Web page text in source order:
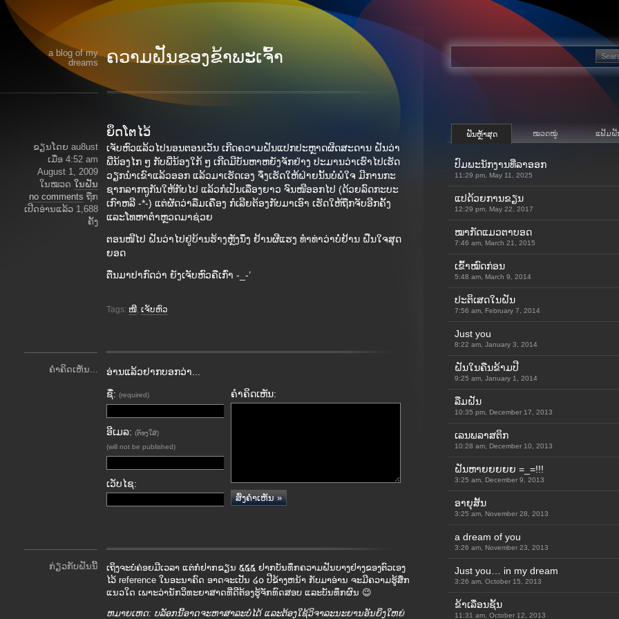
a blog of my
dreams
ຄວາມຝັນຂອງຂ້າພະເຈົ້າ
ຍຶດໂຕໄວ້
ຂຽນໂດຍ au8ust
ເມື່ອ 4:52 am
August 1, 2009
ໃນໝວດ ໃນຝັນ
no comments ຖືກ
ເປີດອ່ານແລ້ວ 1,688
ຄັ້ງ
ເຈັບຫົວແລ້ວໄປນອນຕອນເວັນ ເກີດຄວາມຝັນແປກປະຫຼາດຜິດສະດານ ຝັນວ່າ
ພີ່ນ້ອງໄກ ໆ ກັບພີ່ນ້ອງໃກ້ ໆ ເກີດມີບັນຫາຫຍັງຈັກຢ່າງ ປະມານວ່າເຮົາໄປເຮັດ
ວຽກນຳເຂົາແລ້ວອອກ ແລ້ວມາເຮັດເອງ ຈຶ່ງເຮັດໃຫ້ຝ່າຍນັ້ນບໍ່ພໍໃຈ ມີການກະ
ຊາກລາກຖູກັນໃຫ້ກັບໄປ ແລ້ວກໍເປັນເລື່ອງຍາວ ຈົນໜີອອກໄປ (ດ້ວຍລົດກະບະ
ເກົາຫລີ -*-) ແຕ່ຜັດວ່າລືມເຄື່ອງ ກໍເລີຍຕ້ອງກັບມາເອົາ ເຮັດໃຫ້ຖືກຈັບອີກຄັ້ງ
ແລະໂທຫາຕຳຫຼວດມາຊ່ວຍ
ຕອນໜີໄປ ຝັນວ່າໄປຢູ່ບ້ານຮ້າງຫຼັງນຶ່ງ ຢ້ານຜີແຮງ ທຳທ່າວ່າບໍ່ຢ້ານ ຝືນໃຈສຸດ
ຍອດ
ຕື່ນມາປາກົດວ່າ ຍັງເຈັບຫົວຄືເກົ່າ -_-’
Tags: ໜີ, ເຈັບຫົວ
ຄຳຄິດເຫັນ...
ອ່ານແລ້ວຢາກບອກວ່າ...
ຊື່: (required)
ອີເມລ: (ຕ້ອງໃສ່)
(will not be published)
ເວັບໄຊ:
ຄຳຄິດເຫັນ:
ກ່ຽວກັບຝັນນີ້
ເຖິງຈະບໍ່ຄ່ອຍມີເວລາ ແຕ່ກໍ່ຢາກຂຽນ ໕໕໕ ຢາກບັນທຶກຄວາມຝັນບາງຢ່າງຂອງຕົວເອງ
ໄວ້ reference ໃນອະນາຄົດ ອາດຈະເປັນ ໒໐ ປີຂ້າງຫນ້າ ກັບມາອ່ານ ຈະມີຄວາມຮູ້ສຶກ
ແນວໃດ ເພາະວ່ານັກວິທະຍາສາດທີ່ດີຕ້ອງຮູ້ຈັກທົດສອບ ແລະບັນທຶກຜົນ 😉
ຫມາຍເຫດ: ບລັອກນີ້ອາດຈະຫາສາລະບໍ່ໄດ້ ແລະຕ້ອງໃຊ້ວິຈາລະນະຍານອັນຍິ່ງໃຫຍ່
ຝັນຫຼ້າສຸດ ໝວດໝູ່ ແຟ້ມຝັ
ປົມພະນັກງານທີ່ລາອອກ
11:29 pm, May 11, 2025
ແປດ້ວຍການຂຽນ
12:29 pm, May 22, 2017
ໝາກັດແມວຕາບອດ
7:46 am, March 21, 2015
ເຂົ້າ​ໝົດ​ກ່ອນ
5:48 am, March 9, 2014
ປະຕິເສດໃນຝັນ
7:56 am, February 7, 2014
Just you
8:22 am, January 3, 2014
ຝັນໃນຄືນຂ້າມປີ
9:25 am, January 1, 2014
ລືມຝັນ
10:35 pm, December 17, 2013
ເລນພລາສຕິກ
10:28 am, December 10, 2013
ຝັນຫາຍຍຍຍຍ =_=!!!
3:25 am, December 9, 2013
ອາຍຸສັ້ນ
3:25 am, November 28, 2013
a dream of you
3:26 am, November 23, 2013
Just you… in my dream
3:26 am, October 15, 2013
ຂ້າເລື່ອນຊັ້ນ
11:31 am, October 12, 2013